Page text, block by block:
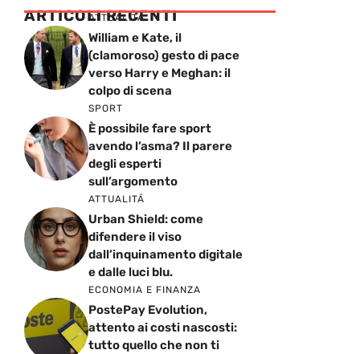
ARTICOLI RECENTI
ATTUALITÁ
William e Kate, il
(clamoroso) gesto di pace
verso Harry e Meghan: il
colpo di scena
SPORT
È possibile fare sport
avendo l’asma? Il parere
degli esperti
sull’argomento
ATTUALITÁ
Urban Shield: come
difendere il viso
dall’inquinamento digitale
e dalle luci blu.
ECONOMIA E FINANZA
PostePay Evolution,
attento ai costi nascosti:
tutto quello che non ti